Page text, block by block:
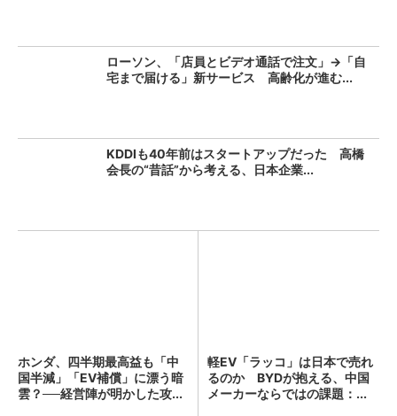
ローソン、「店員とビデオ通話で注文」→「自
宅まで届ける」新サービス 高齢化が進む...
KDDIも40年前はスタートアップだった 高橋
会長の“昔話”から考える、日本企業...
ホンダ、四半期最高益も「中
国半減」「EV補償」に漂う暗
雲？──経営陣が明かした攻...
軽EV「ラッコ」は日本で売れ
るのか BYDが抱える、中国
メーカーならではの課題：...